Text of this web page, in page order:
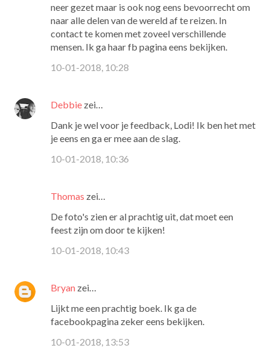
neer gezet maar is ook nog eens bevoorrecht om
naar alle delen van de wereld af te reizen. In
contact te komen met zoveel verschillende
mensen. Ik ga haar fb pagina eens bekijken.
10-01-2018, 10:28
Debbie zei…
Dank je wel voor je feedback, Lodi! Ik ben het met
je eens en ga er mee aan de slag.
10-01-2018, 10:36
Thomas zei…
De foto's zien er al prachtig uit, dat moet een
feest zijn om door te kijken!
10-01-2018, 10:43
Bryan zei…
Lijkt me een prachtig boek. Ik ga de
facebookpagina zeker eens bekijken.
10-01-2018, 13:53